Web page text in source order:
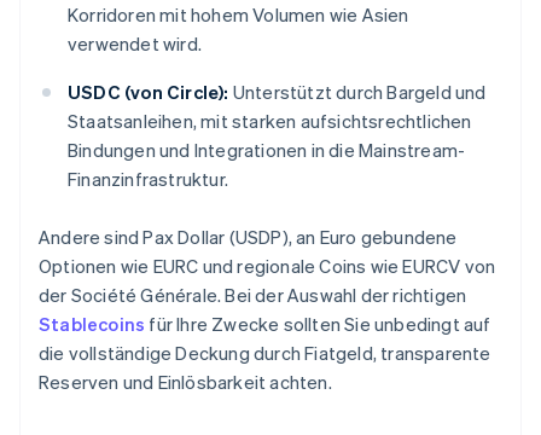
Korridoren mit hohem Volumen wie Asien
verwendet wird.
USDC (von Circle): Unterstützt durch Bargeld und
Staatsanleihen, mit starken aufsichtsrechtlichen
Bindungen und Integrationen in die Mainstream-
Finanzinfrastruktur.
Andere sind Pax Dollar (USDP), an Euro gebundene
Optionen wie EURC und regionale Coins wie EURCV von
der Société Générale. Bei der Auswahl der richtigen
Stablecoins für Ihre Zwecke sollten Sie unbedingt auf
die vollständige Deckung durch Fiatgeld, transparente
Reserven und Einlösbarkeit achten.